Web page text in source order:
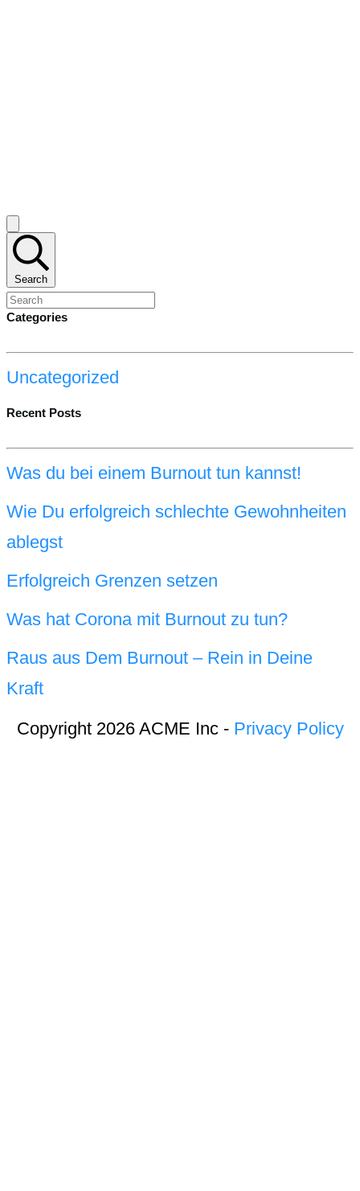
Search
Categories
Uncategorized
Recent Posts
Was du bei einem Burnout tun kannst!
Wie Du erfolgreich schlechte Gewohnheiten
ablegst
Erfolgreich Grenzen setzen
Was hat Corona mit Burnout zu tun?
Raus aus Dem Burnout – Rein in Deine
Kraft
Copyright 2026 ACME Inc - Privacy Policy